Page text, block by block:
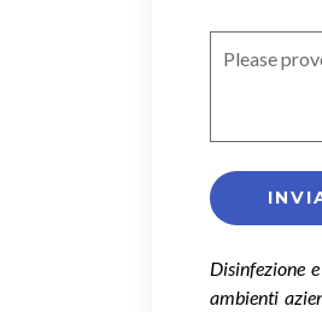
Please
Disinfezione
ambienti